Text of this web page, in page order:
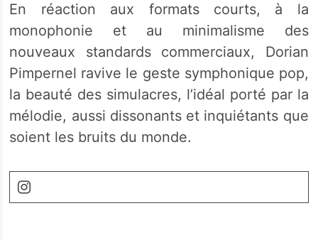
En réaction aux formats courts, à la
monophonie et au minimalisme des
nouveaux standards commerciaux, Dorian
Pimpernel ravive le geste symphonique pop,
la beauté des simulacres, l’idéal porté par la
mélodie, aussi dissonants et inquiétants que
soient les bruits du monde.